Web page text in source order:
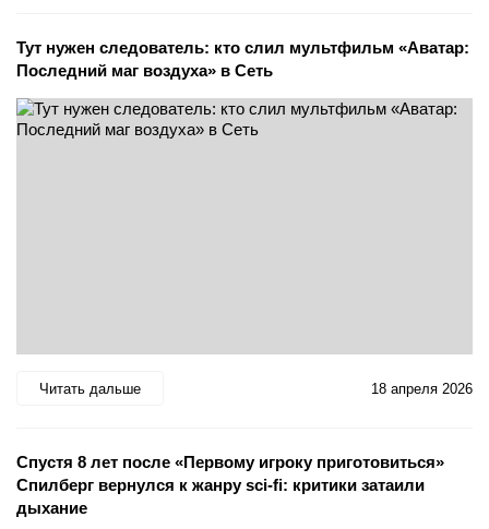
Тут нужен следователь: кто слил мультфильм «Аватар:
Последний маг воздуха» в Сеть
Читать дальше 18 апреля 2026
Спустя 8 лет после «Первому игроку приготовиться»
Спилберг вернулся к жанру sci-fi: критики затаили
дыхание